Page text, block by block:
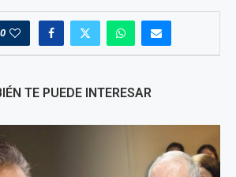
0
TE PUEDE INTERESAR